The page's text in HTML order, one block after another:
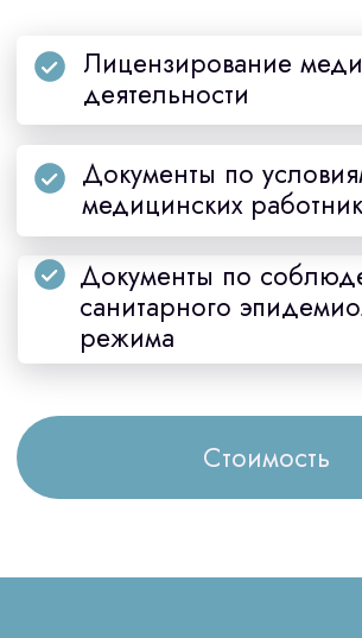
Документы по соблюдению
санитарного эпидемиологического
режима
Стоимость